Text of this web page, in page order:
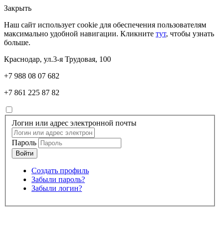
Закрыть
Наш сайт использует cookie для обеспечения пользователям
максимально удобной навигации. Кликните тут, чтобы узнать
больше.
Краснодар, ул.3-я Трудовая, 100
+7 988 08 07 682
+7 861 225 87 82
Логин или адрес электронной почты
Пароль
Создать профиль
Забыли пароль?
Забыли логин?